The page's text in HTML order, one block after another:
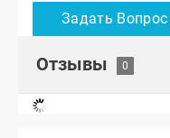
Отзывы